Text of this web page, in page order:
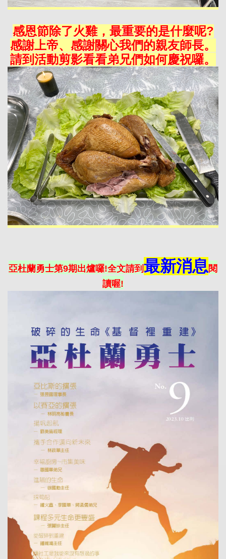
感恩節除了火雞，最重要的是什麼呢?
感謝上帝、感謝關心我們的親友師長。
請到活動剪影看看弟兄們如何慶祝囉。
亞杜蘭勇士第9期出爐囉!全文請到 最新消息閱
讀喔!